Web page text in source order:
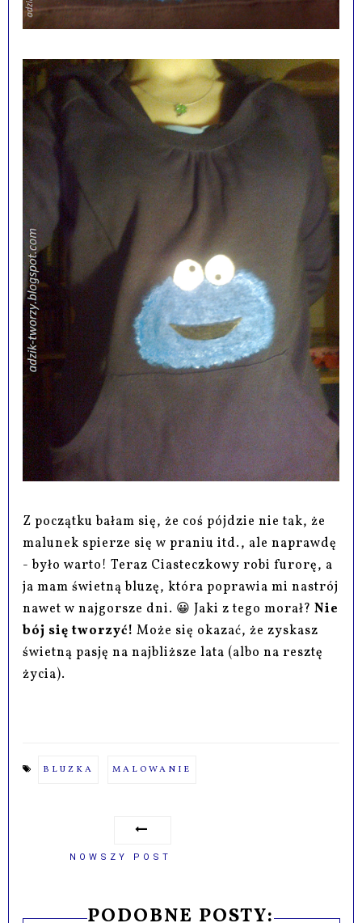
Z początku bałam się, że coś pójdzie nie tak, że
malunek spierze się w praniu itd., ale naprawdę
- było warto! Teraz Ciasteczkowy robi furorę, a
ja mam świetną bluzę, która poprawia mi nastrój
nawet w najgorsze dni. 😀 Jaki z tego morał?Nie
bój się tworzyć!Może się okazać, że zyskasz
świetną pasję na najbliższe lata (albo na resztę
życia).
BLUZKA MALOWANIE
NOWSZY POST
PODOBNE POSTY: